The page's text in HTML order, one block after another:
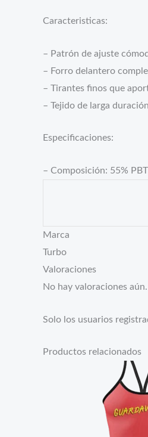
Caracteristicas:
– Patrón de ajuste
– Forro delantero
– Tirantes finos que
– Tejido de larga
Especificaciones:
– Composición: 55%
Marca
Turbo
Valoraciones
No hay valoraciones aún.
Solo los usuarios
Productos relacionados